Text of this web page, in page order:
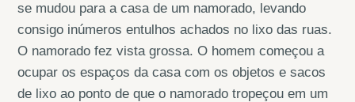
se mudou para a casa de um namorado, levando
consigo inúmeros entulhos achados no lixo das ruas.
O namorado fez vista grossa. O homem começou a
ocupar os espaços da casa com os objetos e sacos
de lixo ao ponto de que o namorado tropeçou em um